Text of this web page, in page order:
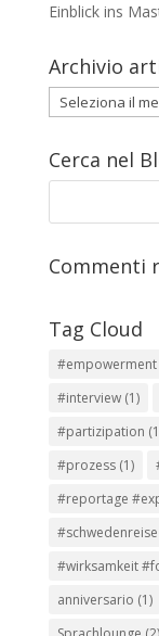
Einblick ins
Archivio
Archivio
articoli
Cerca nel
Commenti
Tag Cloud
#empowerment
#interview(1)
#partizipation
#prozess(1)
#reportage
#schwedenreise
#wirksamkeit
anniversario (1)